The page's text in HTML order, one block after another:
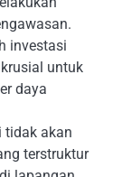
investasi
untuk
daya
tidak akan
terstruktur